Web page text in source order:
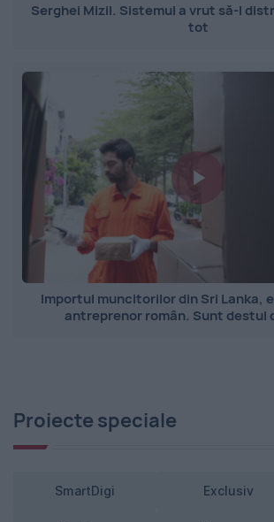
Serghei Mizil. Sistemul a vrut să-l
tot
Importul muncitorilor din Sri Lanka,
antreprenor român. Sunt destul
Proiecte speciale
SmartDigi Exclusiv